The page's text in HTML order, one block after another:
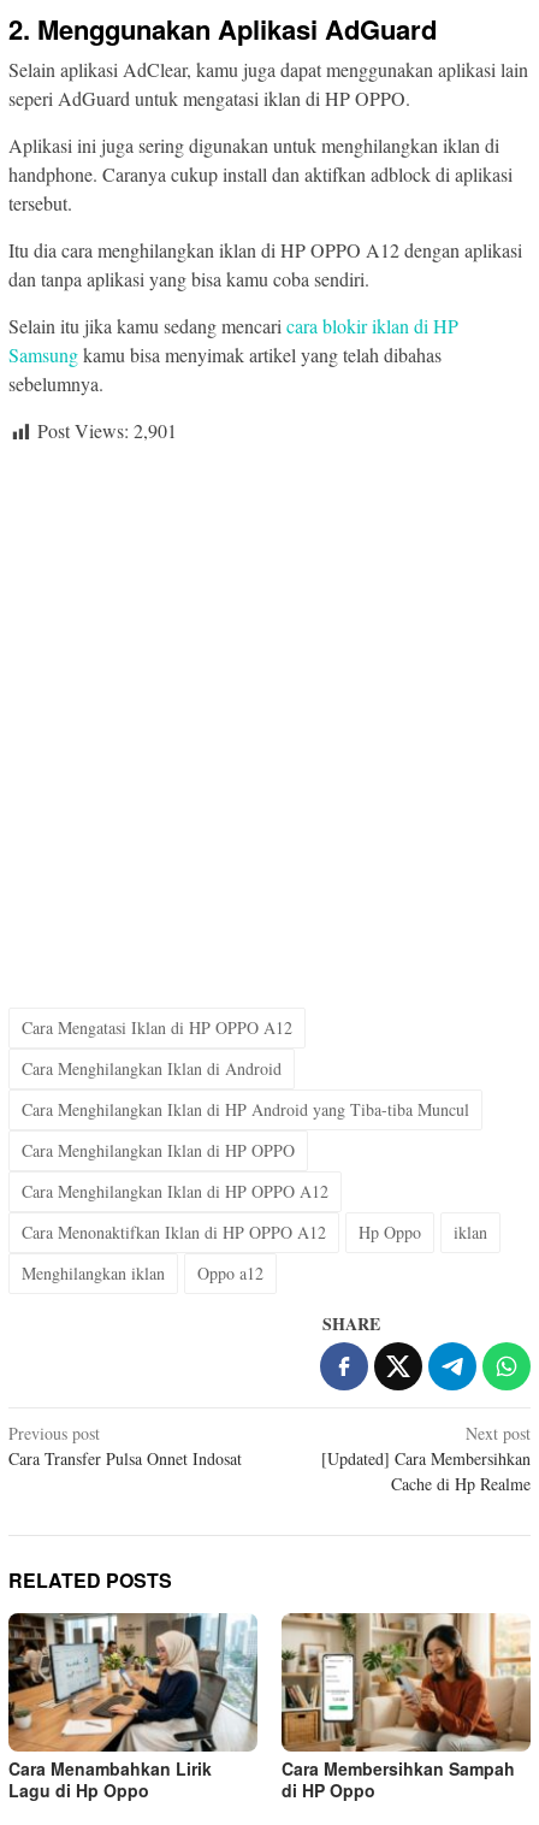
2. Menggunakan Aplikasi AdGuard
Selain aplikasi AdClear, kamu juga dapat menggunakan aplikasi lain
seperi AdGuard untuk mengatasi iklan di HP OPPO.
Aplikasi ini juga sering digunakan untuk menghilangkan iklan di
handphone. Caranya cukup install dan aktifkan adblock di aplikasi
tersebut.
Itu dia cara menghilangkan iklan di HP OPPO A12 dengan aplikasi
dan tanpa aplikasi yang bisa kamu coba sendiri.
Selain itu jika kamu sedang mencari cara blokir iklan di HP
Samsungkamu bisa menyimak artikel yang telah dibahas
sebelumnya.
Post Views: 2,901
Cara Mengatasi Iklan di HP OPPO A12
Cara Menghilangkan Iklan di Android
Cara Menghilangkan Iklan di HP Android yang Tiba-tiba Muncul
Cara Menghilangkan Iklan di HP OPPO
Cara Menghilangkan Iklan di HP OPPO A12
Cara Menonaktifkan Iklan di HP OPPO A12
Hp Oppo
iklan
Menghilangkan iklan
Oppo a12
SHARE
Post
navigation
Previous post
Cara Transfer Pulsa Onnet Indosat
Next post
[Updated] Cara Membersihkan
Cache di Hp Realme
RELATED POSTS
Cara Menambahkan Lirik
Lagu di Hp Oppo
Cara Membersihkan Sampah
di HP Oppo